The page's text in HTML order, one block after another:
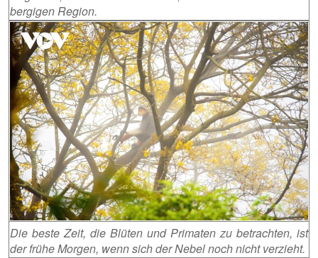
bergigen Region.
Die beste Zeit, die Blüten und Primaten zu betrachten, ist
der frühe Morgen, wenn sich der Nebel noch nicht verzieht.